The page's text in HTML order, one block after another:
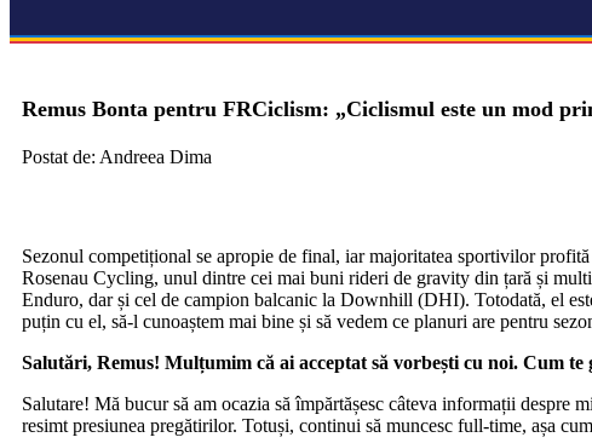
Remus Bonta pentru FRCiclism: „Ciclismul este un mod
Postat de: Andreea Dima
Sezonul competițional se apropie de final, iar majoritatea sportivilor
Rosenau Cycling, unul dintre cei mai buni rideri de gravity din țară și
Enduro, dar și cel de campion balcanic la Downhill (DHI). Totodată, el
puțin cu el, să-l cunoaștem mai bine și să vedem ce planuri are pentru
Salutări, Remus! Mulțumim că ai acceptat să vorbești cu noi. Cum te
Salutare! Mă bucur să am ocazia să împărtășesc câteva informații despre
resimt presiunea pregătirilor. Totuși, continui să muncesc full-time, așa